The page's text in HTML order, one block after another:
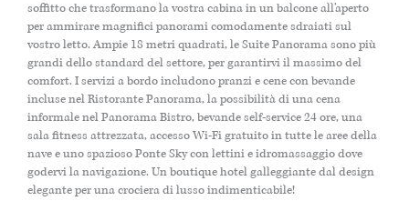
soffitto che trasformano la vostra cabina in un balcone all’aperto
per ammirare magnifici panorami comodamente sdraiati sul
vostro letto. Ampie 18 metri quadrati, le Suite Panorama sono più
grandi dello standard del settore, per garantirvi il massimo del
comfort. I servizi a bordo includono pranzi e cene con bevande
incluse nel Ristorante Panorama, la possibilità di una cena
informale nel Panorama Bistro, bevande self-service 24 ore, una
sala fitness attrezzata, accesso Wi-Fi gratuito in tutte le aree della
nave e uno spazioso Ponte Sky con lettini e idromassaggio dove
godervi la navigazione. Un boutique hotel galleggiante dal design
elegante per una crociera di lusso indimenticabile!